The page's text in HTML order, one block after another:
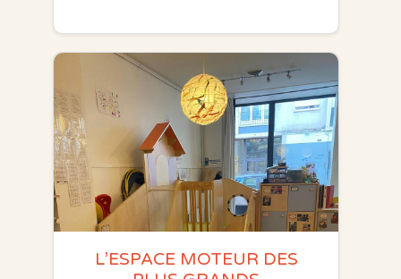
L’ESPACE MOTEUR DES